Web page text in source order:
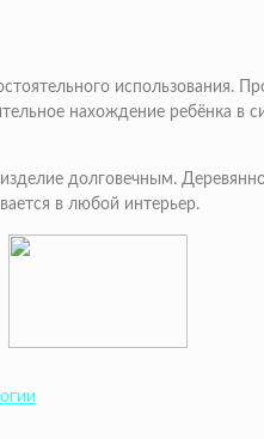
использования.
нахождение ребёнка в
долговечным.
в любой интерьер.